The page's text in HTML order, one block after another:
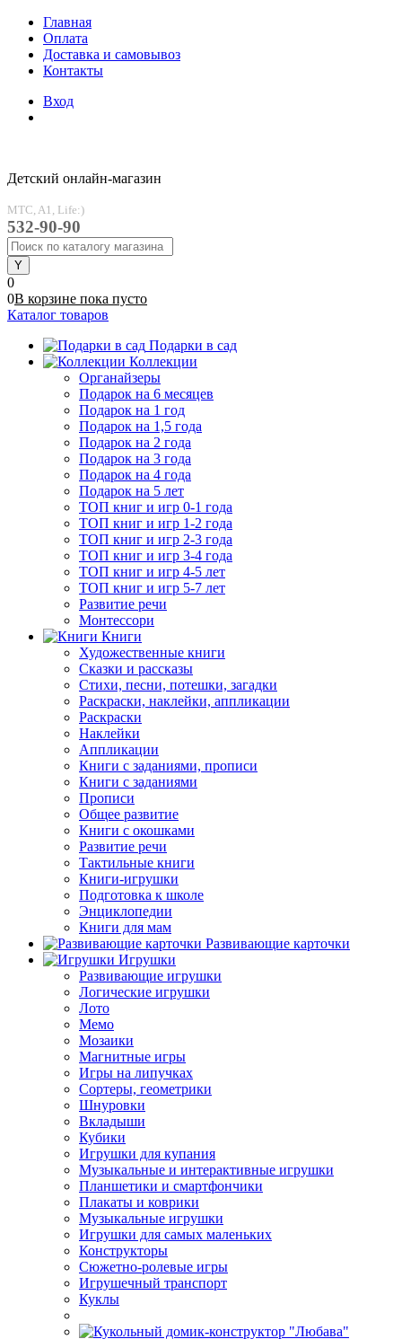
Главная
Оплата
Доставка и самовывоз
Контакты
Вход
Детский онлайн-магазин
MTC, A1, Life:)
532-90-90
0
0В корзине пока пусто
Каталог товаров
Подарки в сад
Коллекции
Органайзеры
Подарок на 6 месяцев
Подарок на 1 год
Подарок на 1,5 года
Подарок на 2 года
Подарок на 3 года
Подарок на 4 года
Подарок на 5 лет
ТОП книг и игр 0-1 года
ТОП книг и игр 1-2 года
ТОП книг и игр 2-3 года
ТОП книг и игр 3-4 года
ТОП книг и игр 4-5 лет
ТОП книг и игр 5-7 лет
Развитие речи
Монтессори
Книги
Художественные книги
Сказки и рассказы
Стихи, песни, потешки, загадки
Раскраски, наклейки, аппликации
Раскраски
Наклейки
Аппликации
Книги с заданиями, прописи
Книги с заданиями
Прописи
Общее развитие
Книги с окошками
Развитие речи
Тактильные книги
Книги-игрушки
Подготовка к школе
Энциклопедии
Книги для мам
Развивающие карточки
Игрушки
Развивающие игрушки
Логические игрушки
Лото
Мемо
Мозаики
Магнитные игры
Игры на липучках
Сортеры, геометрики
Шнуровки
Вкладыши
Кубики
Игрушки для купания
Музыкальные и интерактивные игрушки
Планшетики и смартфончики
Плакаты и коврики
Музыкальные игрушки
Игрушки для самых маленьких
Конструкторы
Сюжетно-ролевые игры
Игрушечный транспорт
Куклы